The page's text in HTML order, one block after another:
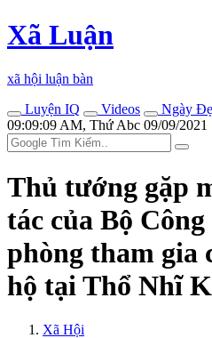
Xã Luận
xã hội luận bàn
Luyện IQ
Videos
Ngày
09:09:09 AM, Thứ Abc 09/09/2021
Thủ tướng gặp
tác của Bộ
phòng tham gia
hộ tại Thổ Nhĩ
Xã Hội